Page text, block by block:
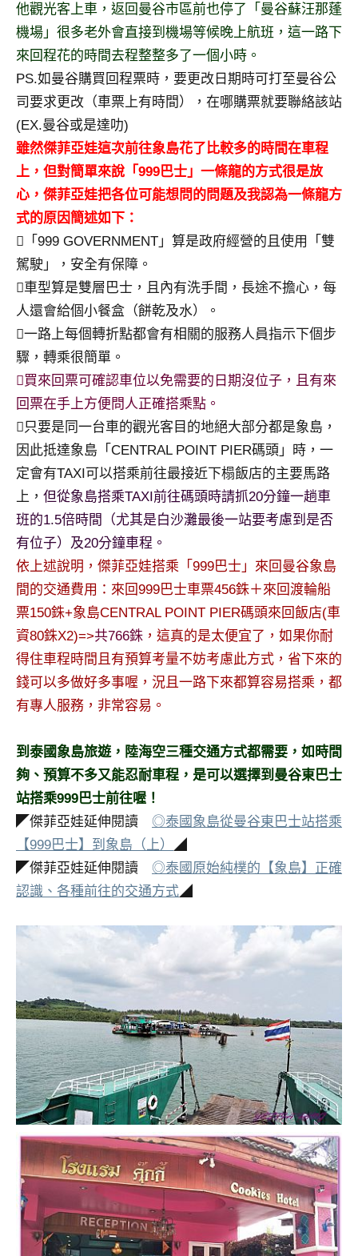
對
象。
★
他觀光客上車，返回曼谷市區前也停了「曼谷蘇汪那蓬
機場」很多老外會直接到機場等候晚上航班，這一路下
來回程花的時間去程整整多了一個小時。
PS.如曼谷購買回程票時，要更改日期時可打至曼谷公
司要求更改（車票上有時間），在哪購票就要聯絡該站
(EX.曼谷或是達叻)
雖然傑菲亞娃這次前往象島花了比較多的時間在車程
上，但對簡單來說「999巴士」一條龍的方式很是放
心，傑菲亞娃把各位可能想問的問題及我認為一條龍方
式的原因簡述如下：
「999 GOVERNMENT」算是政府經營的且使用「雙
駕駛」，安全有保障。
車型算是雙層巴士，且內有洗手間，長途不擔心，每
人還會給個小餐盒（餅乾及水）。
一路上每個轉折點都會有相關的服務人員指示下個步
驟，轉乘很簡單。
買來回票可確認車位以免需要的日期沒位子，且有來
回票在手上方便問人正確搭乘點。
只要是同一台車的觀光客目的地絕大部分都是象島，
因此抵達象島「CENTRAL POINT PIER碼頭」時，一
定會有TAXI可以搭乘前往最接近下榻飯店的主要馬路
上， 但從象島搭乘TAXI前往碼頭時請抓20分鐘一趟車
班的1.5倍時間（尤其是白沙灘最後一站要考慮到是否
有位子）及20分鐘車程。
依上述說明，傑菲亞娃搭乘「999巴士」來回曼谷象島
間的交通費用：來回999巴士車票456銖＋來回渡輪船
票150銖+象島CENTRAL POINT PIER碼頭來回飯店(車
資80銖X2)=>共766銖 ，這真的是太便宜了，如果你耐
得住車程時間且有預算考量不妨考慮此方式，省下來的
錢可以多做好多事喔，況且一路下來都算容易搭乘，都
有專人服務，非常容易。
到泰國象島旅遊，陸海空三種交通方式都需要，如時間
夠、預算不多又能忍耐車程，是可以選擇到曼谷東巴士
站搭乘999巴士前往喔！
◤傑菲亞娃延伸閱讀 ◎泰國象島從曼谷東巴士站搭乘
【999巴士】到象島（上）
◢
◤傑菲亞娃延伸閱讀 ◎泰國原始純樸的【象島】正確
認識、各種前往的交通方式◢